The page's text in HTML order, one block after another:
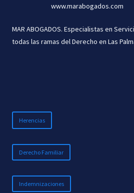
ORGÁNICA
www.marabogados.com
MAR ABOGADOS. Especialistas en
todas las ramas del Derecho en Las
Herencias
Derecho Familiar
Indemnizaciones